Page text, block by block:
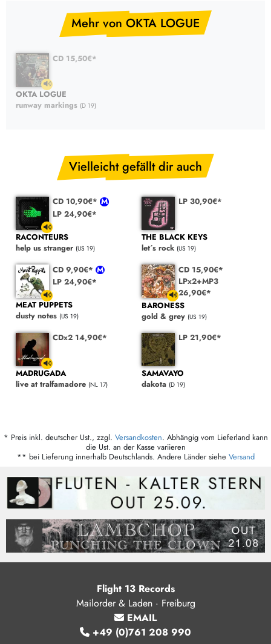
Mehr von OKTA LOGUE
CD 15,50€*
OKTA LOGUE
runway markings (D 19)
Vielleicht gefällt dir auch
CD 10,90€*
LP 24,90€*
RACONTEURS
help us stranger (US 19)
LP 30,90€*
THE BLACK KEYS
let´s rock (US 19)
CD 9,90€*
LP 24,90€*
MEAT PUPPETS
dusty notes (US 19)
CD 15,90€*
LPx2+MP3
26,90€*
BARONESS
gold & grey (US 19)
CDx2 14,90€*
MADRUGADA
live at tralfamadore (NL 17)
LP 21,90€*
SAMAVAYO
dakota (D 19)
* Preis inkl. deutscher Ust., zzgl. Versandkosten. Abhängig vom Lieferland kann
die Ust. an der Kasse variieren
** bei Lieferung innerhalb Deutschlands. Andere Länder siehe Versand
Flight 13 Records
Mailorder & Laden · Freiburg
EMAIL
+49 (0)761 208 990